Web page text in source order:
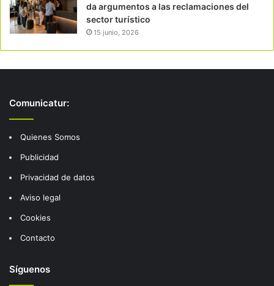
da argumentos a las reclamaciones del
sector turístico
15 junio, 2026
Comunicatur:
Quienes Somos
Publicidad
Privacidad de datos
Aviso legal
Cookies
Contacto
Síguenos